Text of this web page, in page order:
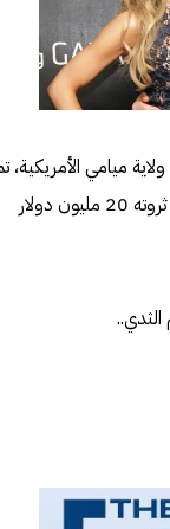
ميامي الأمريكية،
تصنيفه كواحد من أغنى الأطباء عالمياً، حيث بلغت ثروته 20 مليون دولار
الثدي..